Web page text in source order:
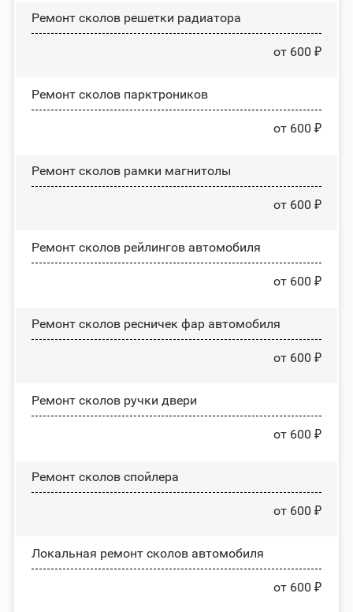
Ремонт сколов решетки радиатора
от 600 ₽
Ремонт сколов парктроников
от 600 ₽
Ремонт сколов рамки магнитолы
от 600 ₽
Ремонт сколов рейлингов автомобиля
от 600 ₽
Ремонт сколов ресничек фар автомобиля
от 600 ₽
Ремонт сколов ручки двери
от 600 ₽
Ремонт сколов спойлера
от 600 ₽
Локальная ремонт сколов автомобиля
от 600 ₽